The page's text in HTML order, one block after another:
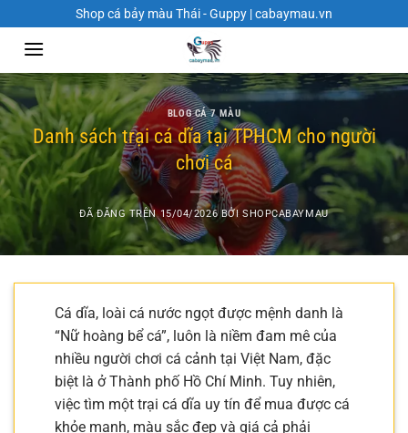
đến
dung
Shop cá bảy màu Thái - Guppy | cabaymau.vn
BLOG CÁ 7 MÀU
Danh sách trại cá dĩa tại TPHCM cho người
chơi cá
ĐÃ ĐĂNG TRÊN15/04/2026 BỞI SHOPCABAYMAU
Cá dĩa, loài cá nước ngọt được mệnh danh là
“Nữ hoàng bể cá”, luôn là niềm đam mê của
nhiều người chơi cá cảnh tại Việt Nam, đặc
biệt là ở Thành phố Hồ Chí Minh. Tuy nhiên,
việc tìm một trại cá dĩa uy tín để mua được cá
khỏe mạnh, màu sắc đẹp và giá cả phải